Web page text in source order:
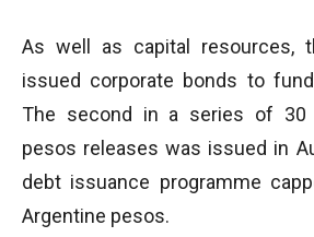
As well as capital resources,
issued corporate bonds to
The second in a series of 30
pesos releases was issued in
debt issuance programme
Argentine pesos.